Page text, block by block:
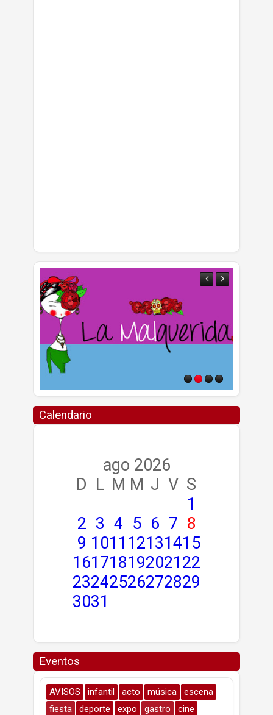
Calendario
ago 2026
D
L M M J V S
1
2 3 4 5 6 7 8
9 1011 12131415
161718192021 22
23242526272829
3031
Eventos
AVISOS infantil acto música
escena
fiesta
deporte expo gastro
cine